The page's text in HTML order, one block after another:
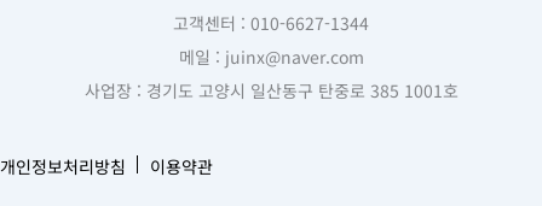
고객센터 : 010-6627-1344
메일 : juinx@naver.com
사업장 : 경기도 고양시 일산동구 탄중로 385 1001호
개인정보처리방침 이용약관